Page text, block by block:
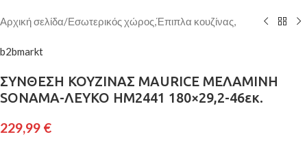
Αρχική σελίδα/Εσωτερικός χώρος,Έπιπλα κουζίνας,
b2bmarkt
ΣΥΝΘΕΣΗ ΚΟΥΖΙΝΑΣ MAURICE ΜΕΛΑΜΙΝΗ
SONAMA-ΛΕΥΚΟ HM2441 180×29,2-46εκ.
229,99 €